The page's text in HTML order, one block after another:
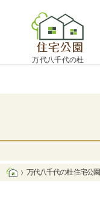
万代八千代の杜
万代八千代の杜 住宅公園